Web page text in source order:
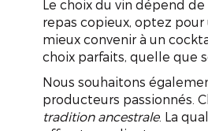
Le choix du vin dépend
repas copieux, optez pour
mieux convenir à un
choix parfaits, quelle que
Nous souhaitons
producteurs passionnés.
tradition ancestrale. La